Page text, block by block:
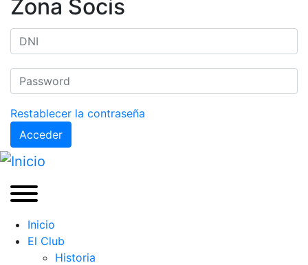
Zona Socis
Restablecer la contraseña
Acceder
Inicio
El Club
Historia